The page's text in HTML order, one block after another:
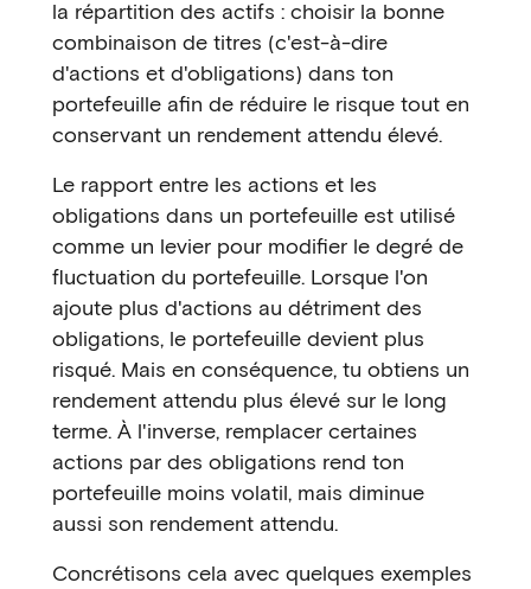
la répartition des actifs : choisir la bonne
combinaison de titres (c'est-à-dire
d'actions et d'obligations) dans ton
portefeuille afin de réduire le risque tout en
conservant un rendement attendu élevé.
Le rapport entre les actions et les
obligations dans un portefeuille est utilisé
comme un levier pour modifier le degré de
fluctuation du portefeuille. Lorsque l'on
ajoute plus d'actions au détriment des
obligations, le portefeuille devient plus
risqué. Mais en conséquence, tu obtiens un
rendement attendu plus élevé sur le long
terme. À l'inverse, remplacer certaines
actions par des obligations rend ton
portefeuille moins volatil, mais diminue
aussi son rendement attendu.
Concrétisons cela avec quelques exemples